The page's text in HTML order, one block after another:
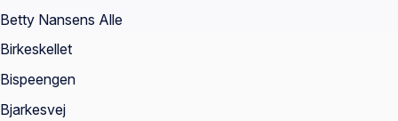
Betty Nansens Alle
Birkeskellet
Bispeengen
Bjarkesvej